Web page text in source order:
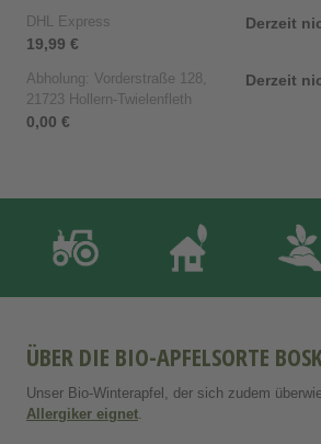
DHL Express
19,99 €
Derzeit
Abholung: Vorderstraße 128,
21723 Hollern-Twielenfleth
0,00 €
Derzeit
ÜBER DIE BIO-APFELSORTE
Unser Bio-Winterapfel, der sich zudem
Allergiker eignet.